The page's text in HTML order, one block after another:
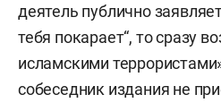
деятель публично
тебя покарает“, то сразу
исламскими
собеседник издания не